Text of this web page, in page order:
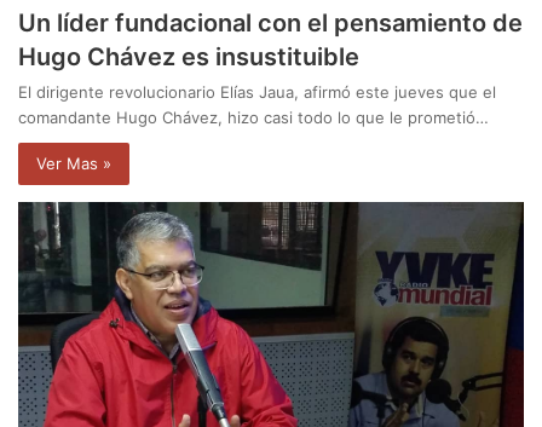
Un líder fundacional con el pensamiento de
Hugo Chávez es insustituible
El dirigente revolucionario Elías Jaua, afirmó este jueves que el
comandante Hugo Chávez, hizo casi todo lo que le prometió…
Ver Mas »